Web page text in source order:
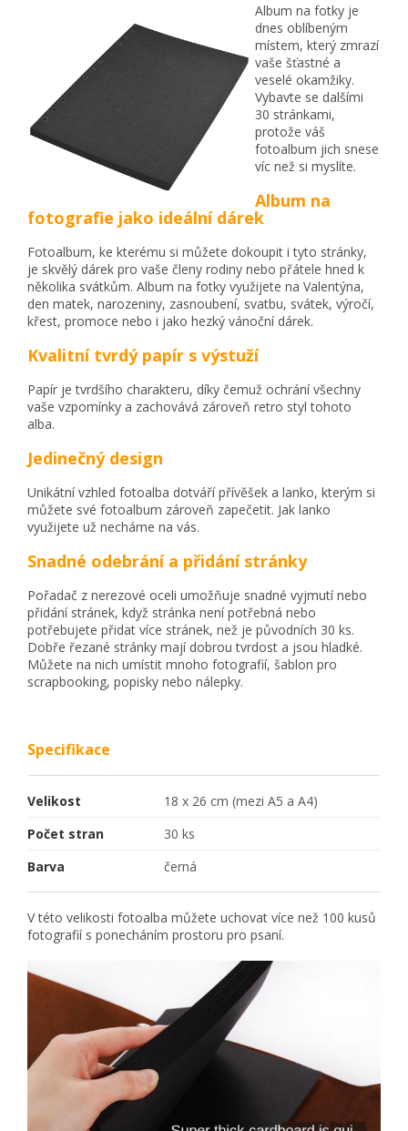
Album na fotky je
dnes oblíbeným
místem, který zmrazí
vaše šťastné a
veselé okamžiky.
Vybavte se dalšími
30 stránkami,
protože váš
fotoalbum jich snese
víc než si myslíte.
Album na
fotografie jako ideální dárek
Fotoalbum, ke kterému si můžete dokoupit i tyto stránky,
je skvělý dárek pro vaše členy rodiny nebo přátele hned k
několika svátkům. Album na fotky využijete na Valentýna,
den matek, narozeniny, zasnoubení, svatbu, svátek, výročí,
křest, promoce nebo i jako hezký vánoční dárek.
Kvalitní tvrdý papír s výstuží
Papír je tvrdšího charakteru, díky čemuž ochrání všechny
vaše vzpomínky a zachovává zároveň retro styl tohoto
alba.
Jedinečný design
Unikátní vzhled fotoalba dotváří přívěšek a lanko, kterým si
můžete své fotoalbum zároveň zapečetit. Jak lanko
využijete už necháme na vás.
Snadné odebrání a přidání stránky
Pořadač z nerezové oceli umožňuje snadné vyjmutí nebo
přidání stránek, když stránka není potřebná nebo
potřebujete přidat více stránek, než je původních 30 ks.
Dobře řezané stránky mají dobrou tvrdost a jsou hladké.
Můžete na nich umístit mnoho fotografií, šablon pro
scrapbooking, popisky nebo nálepky.
Specifikace
Velikost
18 x 26 cm (mezi A5 a A4)
Počet stran
30 ks
Barva
černá
V této velikosti fotoalba můžete uchovat více než 100 kusů
fotografií s ponecháním prostoru pro psaní.